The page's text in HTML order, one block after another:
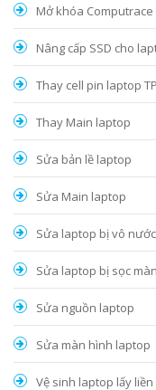
Mở khóa
Nâng cấp SSD cho
Thay cell pin laptop
Thay Main laptop
Sửa bản lề laptop
Sửa Main laptop
Sửa laptop bị vô nước
Sửa laptop bị sọc
Sửa nguồn laptop
Sửa màn hình laptop
Vệ sinh laptop lấy liền